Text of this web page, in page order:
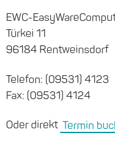
EWC-
Türkei 11
96184 Rentweinsdorf
Telefon: (09531) 4123
Fax: (09531) 4124
Oder direkt Termin